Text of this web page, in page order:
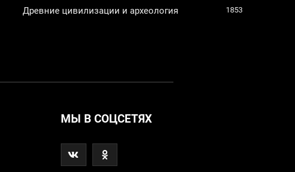
Древние цивилизации и археология 1853
МЫ В СОЦСЕТЯХ